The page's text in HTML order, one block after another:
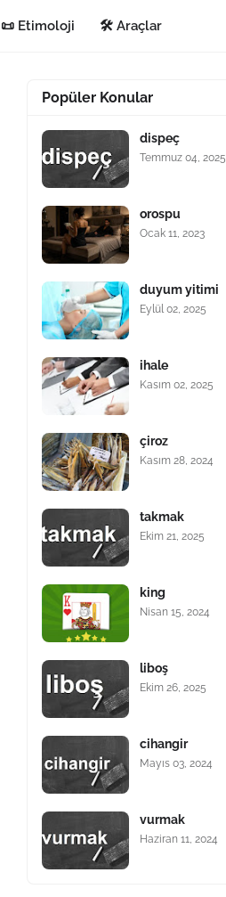
📜 Etimoloji 🛠️ Araçlar
Popüler Konular
dispeç
Temmuz 04, 2025
orospu
Ocak 11, 2023
duyum yitimi
Eylül 02, 2025
ihale
Kasım 02, 2025
çiroz
Kasım 28, 2024
takmak
Ekim 21, 2025
king
Nisan 15, 2024
liboş
Ekim 26, 2025
cihangir
Mayıs 03, 2024
vurmak
Haziran 11, 2024